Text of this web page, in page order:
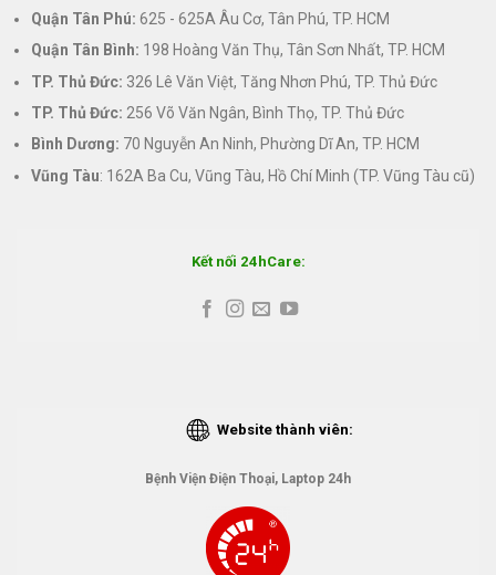
Quận Tân Phú: 625 - 625A Âu Cơ, Tân Phú, TP. HCM
Quận Tân Bình: 198 Hoàng Văn Thụ, Tân Sơn Nhất, TP. HCM
TP. Thủ Đức: 326 Lê Văn Việt, Tăng Nhơn Phú, TP. Thủ Đức
TP. Thủ Đức: 256 Võ Văn Ngân, Bình Thọ, TP. Thủ Đức
Bình Dương: 70 Nguyễn An Ninh, Phường Dĩ An, TP. HCM
Vũng Tàu: 162A Ba Cu, Vũng Tàu, Hồ Chí Minh (TP. Vũng Tàu cũ)
Kết nối 24hCare:
Website thành viên:
Bệnh Viện Điện Thoại, Laptop 24h